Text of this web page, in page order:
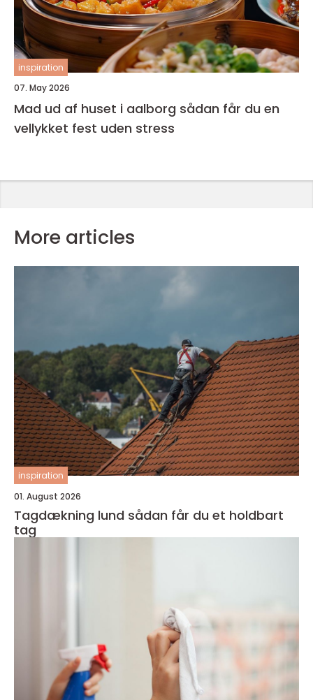
inspiration
07. May 2026
Mad ud af huset i aalborg sådan får du en
vellykket fest uden stress
More articles
inspiration
01. August 2026
Tagdækning lund sådan får du et holdbart
tag